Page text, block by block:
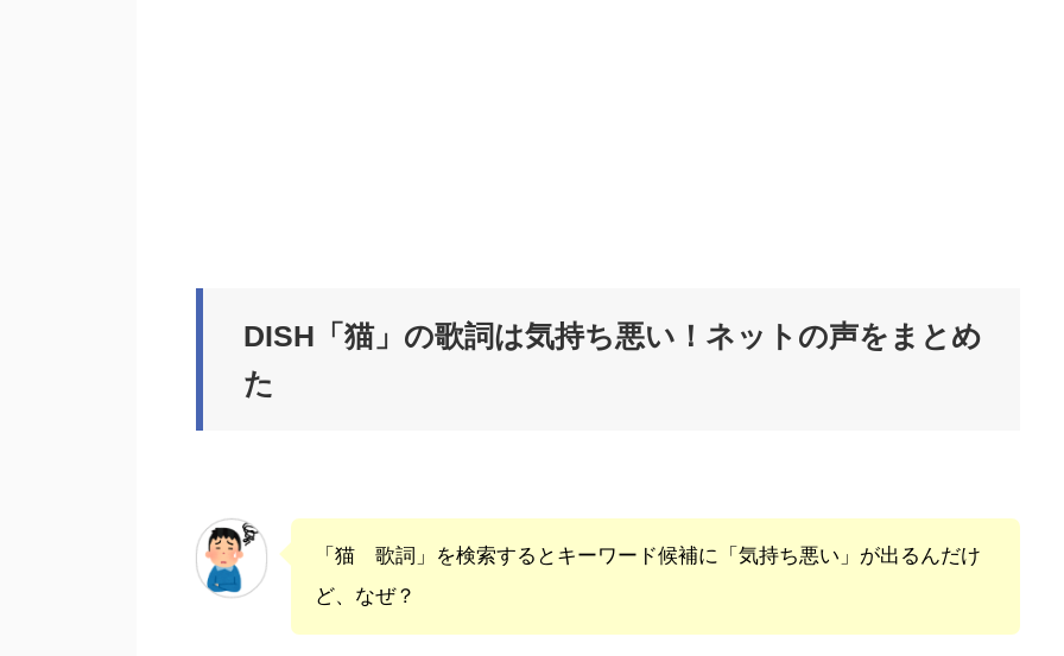
DISH「猫」の歌詞は気持ち悪い！ネットの声をまとめ
た
「猫 歌詞」を検索するとキーワード候補に「気持ち悪い」が出るんだけ
ど、なぜ？